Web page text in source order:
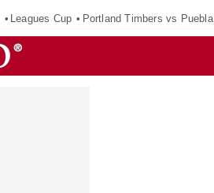
Leagues Cup Portland Timbers vs Puebla